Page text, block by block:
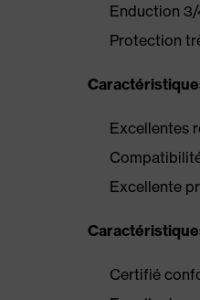
Enduction
Protection
Excellentes
Excellente
Certifié